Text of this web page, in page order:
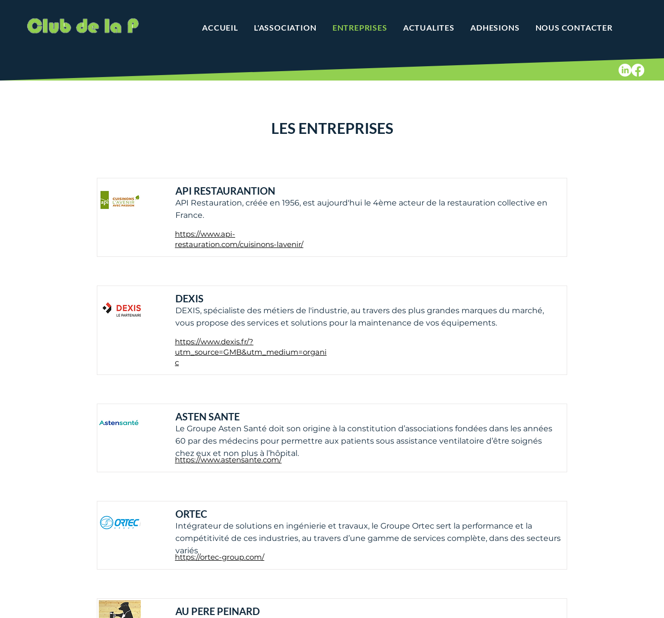
ACCUEIL L'ASSOCIATION ENTREPRISES ACTUALITES ADHESIONS NOUS CONTACTER
LES ENTREPRISES
API RESTAURANTION
API Restauration, créée en 1956, est aujourd'hui le 4ème acteur de la restauration collective en
France.
https://www.api-
restauration.com/cuisinons-lavenir/
DEXIS
DEXIS, spécialiste des métiers de l'industrie, au travers des plus grandes marques du marché,
vous propose des services et solutions pour la maintenance de vos équipements.
https://www.dexis.fr/?
utm_source=GMB&utm_medium=organi
c
ASTEN SANTE
Le Groupe Asten Santé doit son origine à la constitution d’associations fondées dans les années
60 par des médecins pour permettre aux patients sous assistance ventilatoire d’être soignés
chez eux et non plus à l’hôpital.
https://www.astensante.com/
ORTEC
Intégrateur de solutions en ingénierie et travaux, le Groupe Ortec sert la performance et la
compétitivité de ces industries, au travers d’une gamme de services complète, dans des secteurs
variés
https://ortec-group.com/
AU PERE PEINARD